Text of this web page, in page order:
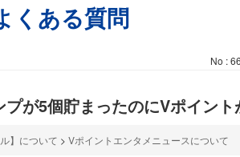
くある質問
No :
プが5個貯まったのにVポイン
】について > Vポイントエンタメニュースについて